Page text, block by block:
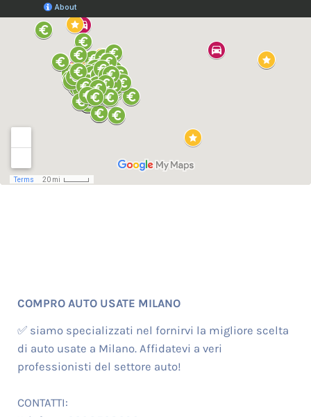
COMPRO AUTO USATE MILANO
✅ siamo specializzati nel fornirvi la migliore scelta
di auto usate a Milano. Affidatevi a veri
professionisti del settore auto!
CONTATTI: